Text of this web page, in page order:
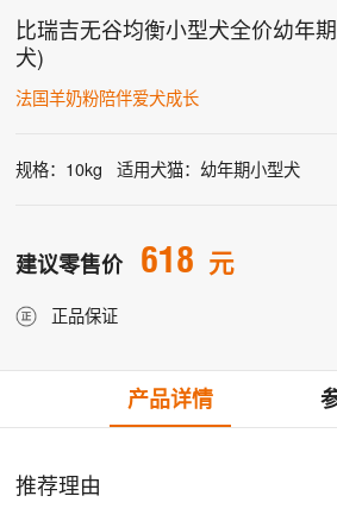
比瑞吉无谷均衡小型犬全价幼年
犬)
法国羊奶粉陪伴爱犬成长
规格：10kg 适用犬猫：幼年期小型犬
建议零售价 618 元
正品保证
产品详情
推荐理由